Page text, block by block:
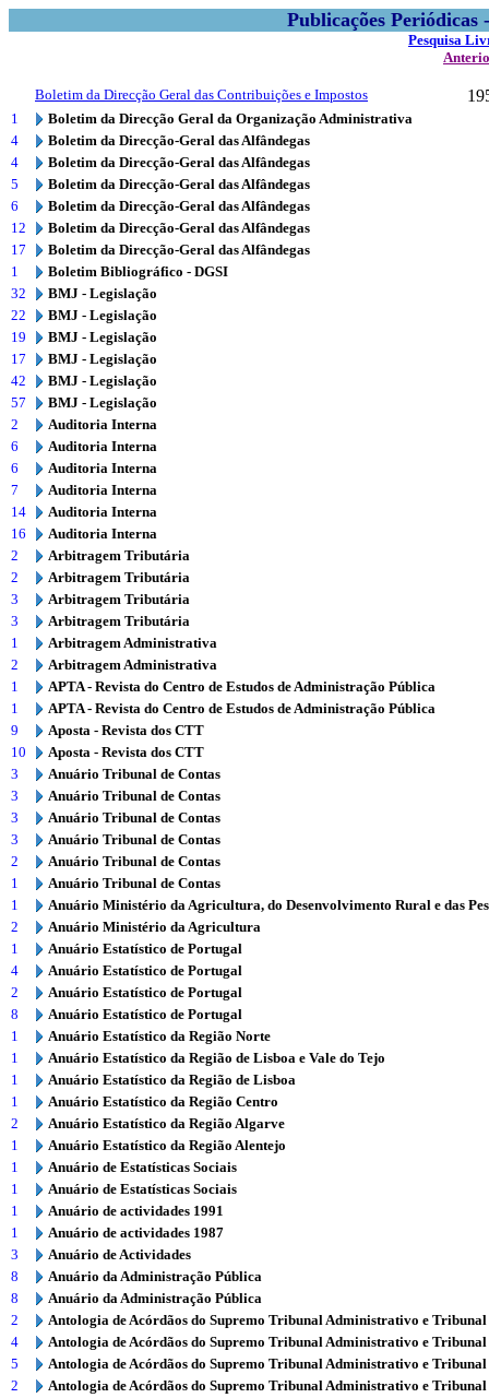
Publicações
Pesquisa
Boletim da Direcção Geral das Contribuições e Impostos
1
Boletim da Direcção Geral da Organização Administrativa
4
Boletim da Direcção-Geral das Alfândegas
4
Boletim da Direcção-Geral das Alfândegas
5
Boletim da Direcção-Geral das Alfândegas
6
Boletim da Direcção-Geral das Alfândegas
12
Boletim da Direcção-Geral das Alfândegas
17
Boletim da Direcção-Geral das Alfândegas
1
Boletim Bibliográfico - DGSI
32
BMJ - Legislação
22
BMJ - Legislação
19
BMJ - Legislação
17
BMJ - Legislação
42
BMJ - Legislação
57
BMJ - Legislação
2
Auditoria Interna
6
Auditoria Interna
6
Auditoria Interna
7
Auditoria Interna
14
Auditoria Interna
16
Auditoria Interna
2
Arbitragem Tributária
2
Arbitragem Tributária
3
Arbitragem Tributária
3
Arbitragem Tributária
1
Arbitragem Administrativa
2
Arbitragem Administrativa
1
APTA - Revista do Centro de Estudos de Administração Pública
1
APTA - Revista do Centro de Estudos de Administração Pública
9
Aposta - Revista dos CTT
10
Aposta - Revista dos CTT
3
Anuário Tribunal de Contas
3
Anuário Tribunal de Contas
3
Anuário Tribunal de Contas
3
Anuário Tribunal de Contas
2
Anuário Tribunal de Contas
1
Anuário Tribunal de Contas
1
Anuário Ministério da Agricultura, do Desenvolvimento Rural e das
2
Anuário Ministério da Agricultura
1
Anuário Estatístico de Portugal
4
Anuário Estatístico de Portugal
2
Anuário Estatístico de Portugal
8
Anuário Estatístico de Portugal
1
Anuário Estatístico da Região Norte
1
Anuário Estatístico da Região de Lisboa e Vale do Tejo
1
Anuário Estatístico da Região de Lisboa
1
Anuário Estatístico da Região Centro
2
Anuário Estatístico da Região Algarve
1
Anuário Estatístico da Região Alentejo
1
Anuário de Estatísticas Sociais
1
Anuário de Estatísticas Sociais
1
Anuário de actividades 1991
1
Anuário de actividades 1987
3
Anuário de Actividades
8
Anuário da Administração Pública
8
Anuário da Administração Pública
2
Antologia de Acórdãos do Supremo Tribunal Administrativo e
4
Antologia de Acórdãos do Supremo Tribunal Administrativo e
5
Antologia de Acórdãos do Supremo Tribunal Administrativo e
2
Antologia de Acórdãos do Supremo Tribunal Administrativo e